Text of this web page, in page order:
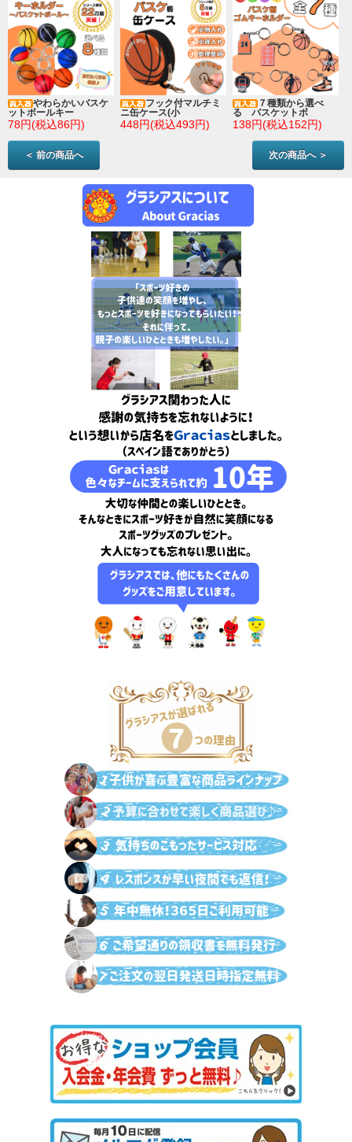
やわらかいバスケ
ットボールキー
78円(税込86円)
フック付マルチミ
ニ缶ケース(小
448円(税込493円)
７種類から選べ
る バスケットボ
138円(税込152円)
＜ 前の商品へ 次の商品へ ＞